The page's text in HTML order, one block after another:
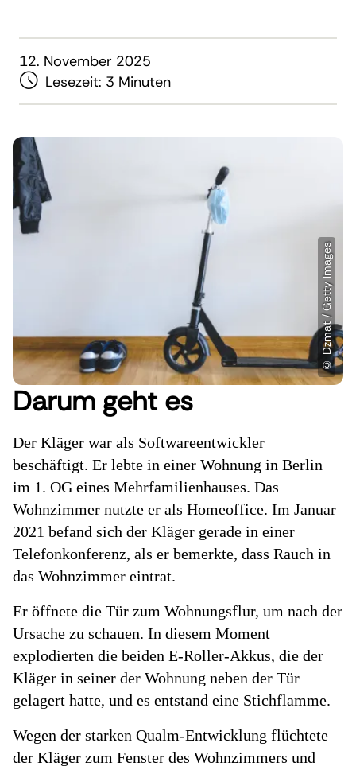
12. November 2025
Lesezeit: 3 Minuten
Darum geht es
Der Kläger war als Softwareentwickler
beschäftigt. Er lebte in einer Wohnung in Berlin
im 1. OG eines Mehrfamilienhauses. Das
Wohnzimmer nutzte er als Homeoffice. Im Januar
2021 befand sich der Kläger gerade in einer
Telefonkonferenz, als er bemerkte, dass Rauch in
das Wohnzimmer eintrat.
Er öffnete die Tür zum Wohnungsflur, um nach der
Ursache zu schauen. In diesem Moment
explodierten die beiden E-Roller-Akkus, die der
Kläger in seiner der Wohnung neben der Tür
gelagert hatte, und es entstand eine Stichflamme.
Wegen der starken Qualm-Entwicklung flüchtete
der Kläger zum Fenster des Wohnzimmers und